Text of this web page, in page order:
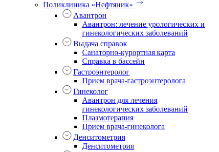
Поликлиника «Нефтяник»
Авантрон
Авантрон: лечение урологических и
гинекологических заболеваний
Выдача справок
Санаторно-курортная карта
Справка в бассейн
Гастроэнтеролог
Прием врача-гастроэнтеролога
Гинеколог
Авантрон для лечения
гинекологических заболеваний
Плазмотерапия
Прием врача-гинеколога
Денситометрия
Денситометрия